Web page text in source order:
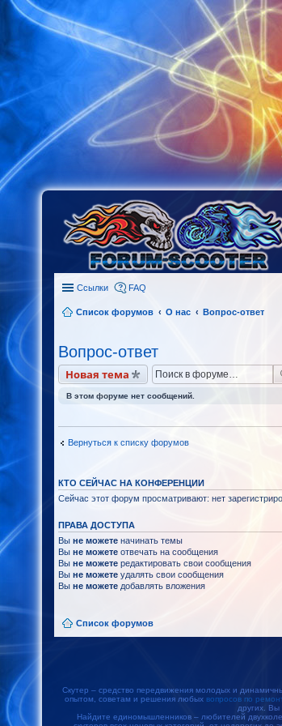
Ссылки FAQ
Список форумов О нас Вопрос-ответ
Вопрос-ответ
Новая тема
В этом форуме нет сообщений.
Вернуться к списку форумов
КТО СЕЙЧАС НА КОНФЕРЕНЦИИ
Сейчас этот форум просматривают: нет
ПРАВА ДОСТУПА
Выне можете начинать темы
Выне можете отвечать на сообщения
Выне можете редактировать свои сообщения
Выне можете удалять свои сообщения
Выне можете добавлять вложения
Список форумов
Скутер – средство передвижения молодых и
опытом, советам и решения любых вопросов по
других. Вы
Найдите единомышленников – любителей